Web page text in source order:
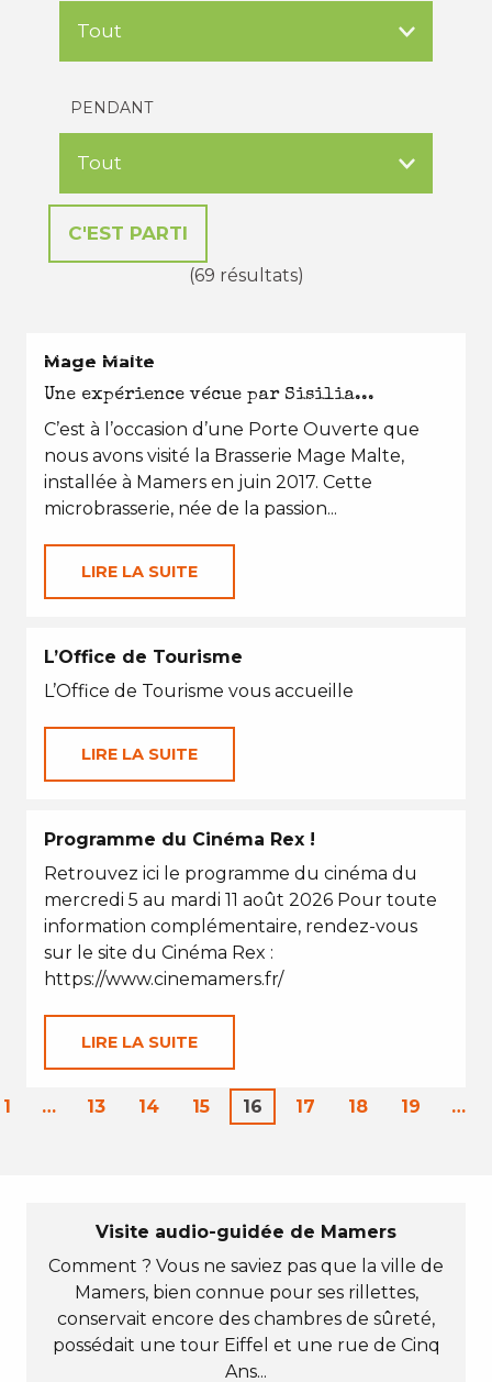
PENDANT
(69 résultats)
EN TOUTES SAISONS
Mage Malte
Une expérience vécue par Sisilia...
C’est à l’occasion d’une Porte Ouverte que
nous avons visité la Brasserie Mage Malte,
installée à Mamers en juin 2017. Cette
microbrasserie, née de la passion...
LIRE LA SUITE
L’Office de Tourisme
L’Office de Tourisme vous accueille
LIRE LA SUITE
Programme du Cinéma Rex !
Retrouvez ici le programme du cinéma du
mercredi 5 au mardi 11 août 2026 Pour toute
information complémentaire, rendez-vous
sur le site du Cinéma Rex :
https://www.cinemamers.fr/
LIRE LA SUITE
1 … 13 14 15 16 17 18 19 …
Visite audio-guidée de Mamers
Comment ? Vous ne saviez pas que la ville de
Mamers, bien connue pour ses rillettes,
conservait encore des chambres de sûreté,
possédait une tour Eiffel et une rue de Cinq
Ans...